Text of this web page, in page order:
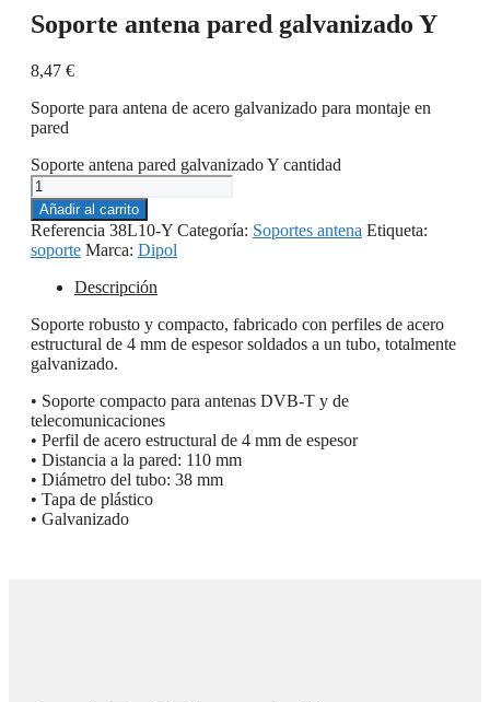
Soporte antena pared galvanizado Y
8,47 €
Soporte para antena de acero galvanizado para montaje en
pared
Soporte antena pared galvanizado Y cantidad
Añadir al carrito
Referencia 38L10-Y Categoría: Soportes antena Etiqueta:
soporte Marca: Dipol
Descripción
Soporte robusto y compacto, fabricado con perfiles de acero
estructural de 4 mm de espesor soldados a un tubo, totalmente
galvanizado.
• Soporte compacto para antenas DVB-T y de
telecomunicaciones
• Perfil de acero estructural de 4 mm de espesor
• Distancia a la pared: 110 mm
• Diámetro del tubo: 38 mm
• Tapa de plástico
• Galvanizado